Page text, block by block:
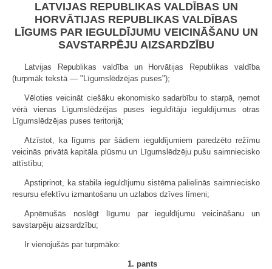
LATVIJAS REPUBLIKAS VALDĪBAS UN
HORVĀTIJAS REPUBLIKAS VALDĪBAS
LĪGUMS PAR IEGULDĪJUMU VEICINĀŠANU UN
SAVSTARPĒJU AIZSARDZĪBU
Latvijas Republikas valdība un Horvātijas Republikas valdība
(turpmāk tekstā — "Līgumslēdzējas puses");
Vēloties veicināt ciešāku ekonomisko sadarbību to starpā, ņemot
vērā vienas Līgumslēdzējas puses ieguldītāju ieguldījumus otras
Līgumslēdzējas puses teritorijā;
Atzīstot, ka līgums par šādiem ieguldījumiem paredzēto režīmu
veicinās privātā kapitāla plūsmu un Līgumslēdzēju pušu saimniecisko
attīstību;
Apstiprinot, ka stabila ieguldījumu sistēma palielinās saimniecisko
resursu efektīvu izmantošanu un uzlabos dzīves līmeni;
Apņēmušās noslēgt līgumu par ieguldījumu veicināšanu un
savstarpēju aizsardzību;
Ir vienojušās par turpmāko:
1. pants